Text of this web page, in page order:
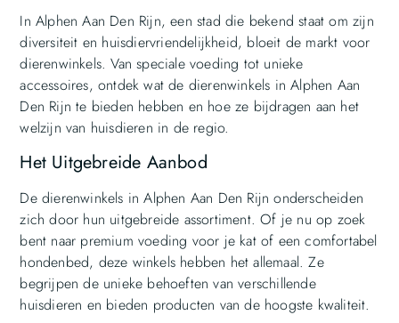
In Alphen Aan Den Rijn, een stad die bekend staat om zijn
diversiteit en huisdiervriendelijkheid, bloeit de markt voor
dierenwinkels. Van speciale voeding tot unieke
accessoires, ontdek wat de dierenwinkels in Alphen Aan
Den Rijn te bieden hebben en hoe ze bijdragen aan het
welzijn van huisdieren in de regio.
Het Uitgebreide Aanbod
De dierenwinkels in Alphen Aan Den Rijn onderscheiden
zich door hun uitgebreide assortiment. Of je nu op zoek
bent naar premium voeding voor je kat of een comfortabel
hondenbed, deze winkels hebben het allemaal. Ze
begrijpen de unieke behoeften van verschillende
huisdieren en bieden producten van de hoogste kwaliteit.